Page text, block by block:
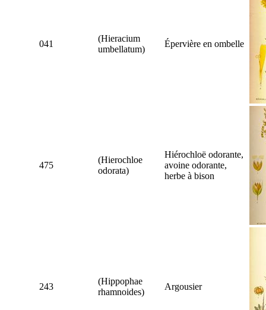
041
(Hieracium
umbellatum)
Épervière en ombelle
475
(Hierochloe
odorata)
Hiérochloë odorante,
avoine odorante,
herbe à bison
243
(Hippophae
rhamnoides)
Argousier